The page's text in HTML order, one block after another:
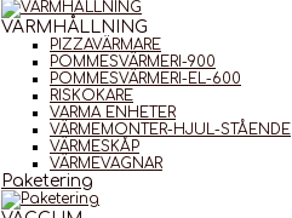
VARMHÅLLNING
PIZZAVÄRMARE
POMMESVÄRMERI-900
POMMESVÄRMERI-EL-600
RISKOKARE
VARMA ENHETER
VÄRMEMONTER-HJUL-STÅENDE
VÄRMESKÅP
VÄRMEVAGNAR
Paketering